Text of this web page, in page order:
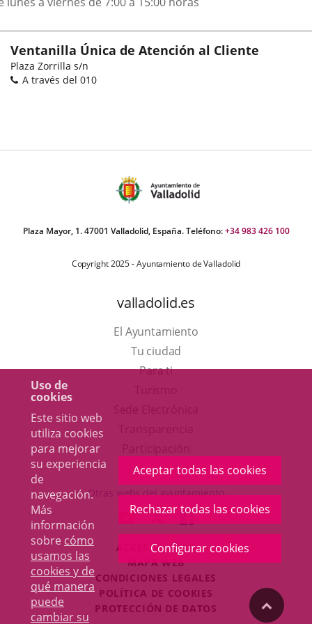
Uso de
cookies
Este sitio web
utiliza cookies
para mejorar
su experiencia
de
navegación.
Más
información
sobre cómo
usamos las
cookies y de
qué manera
puede
cambiar su
Aceptar todas las cookies
Rechazar todas las cookies
Configurar cookies
Ventanilla Única de Atención al Cliente
Dirección
postal
Plaza Zorrilla s/n
Teléfonos
A través del 010
Plaza Mayor, 1. 47001 Valladolid, España. Teléfono:+34 983 426 100
Copyright 2025 - Ayuntamiento de Valladolid
valladolid.es
El Ayuntamiento
Tu ciudad
Para ti
en
una
ventana
nueva.
aplicación
externa.
Otras webs del ayuntamiento
ENLACE
A
UNA
APLICACIÓN
EXTERNA.
ENLACE
A
UNA
APLICACIÓN
EXTERNA.
ENLACE
A
UNA
EXTERNA.
ACCESIBILIDAD
MAPA WEB
CONDICIONES LEGALES
POLÍTICA DE COOKIES
PROTECCIÓN DE DATOS
"Volver